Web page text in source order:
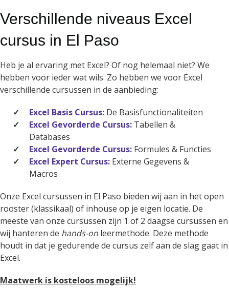
Verschillende niveaus Excel
cursus in El Paso
Heb je al ervaring met Excel? Of nog helemaal niet? We
hebben voor ieder wat wils. Zo hebben we voor Excel
verschillende cursussen in de aanbieding:
Excel Basis Cursus: De Basisfunctionaliteiten
Excel Gevorderde Cursus: Tabellen &
Databases
Excel Gevorderde Cursus: Formules & Functies
Excel Expert Cursus: Externe Gegevens &
Macros
Onze Excel cursussen in El Paso bieden wij aan in het open
rooster (klassikaal) of inhouse op je eigen locatie. De
meeste van onze cursussen zijn 1 of 2 daagse cursussen en
wij hanteren de hands-on leermethode. Deze methode
houdt in dat je gedurende de cursus zelf aan de slag gaat in
Excel.
Maatwerk is kosteloos mogelijk!